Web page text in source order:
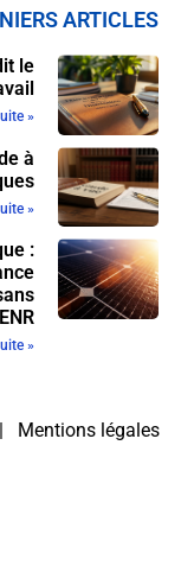
ARTICLES
le
»
à
»
:
ENR
»
Mentions légales